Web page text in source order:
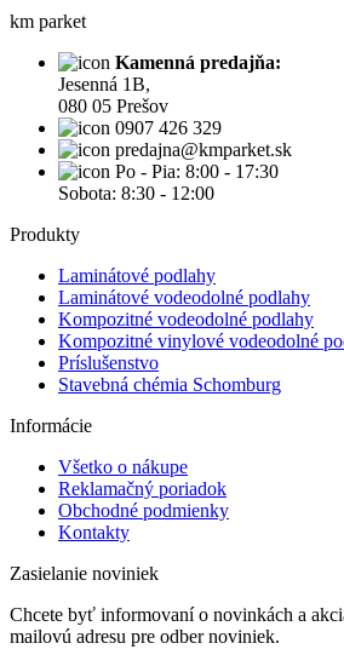
km parket
Kamenná predajňa:
Jesenná 1B,
080 05 Prešov
0907 426 329
predajna@kmparket.sk
Po - Pia: 8:00 - 17:30
Sobota: 8:30 - 12:00
Produkty
Laminátové podlahy
Laminátové vodeodolné podlahy
Kompozitné vodeodolné podlahy
Kompozitné vinylové vodeodolné
Príslušenstvo
Stavebná chémia Schomburg
Informácie
Všetko o nákupe
Reklamačný poriadok
Obchodné podmienky
Kontakty
Zasielanie noviniek
Chcete byť informovaní o novinkách a
mailovú adresu pre odber noviniek.